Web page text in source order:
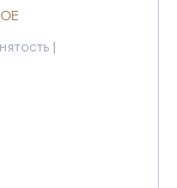
|